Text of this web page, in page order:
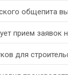
общепита
прием
для